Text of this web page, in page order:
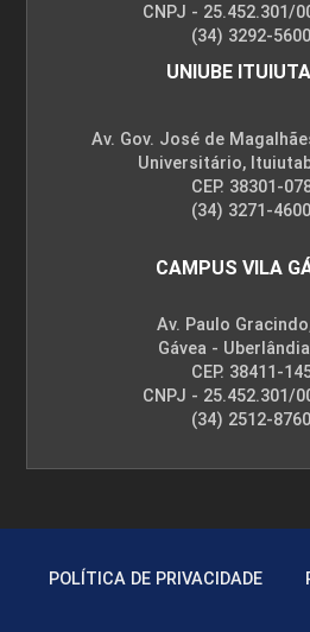
CNPJ - 25.452.301/
(34) 3292-5600
UNIUBE
Av. Gov. José de
Universitário,
CEP. 38301-
(34) 3271-4600
CAMPUS VILA
Av. Paulo
Gávea -
CEP. 38411-
CNPJ - 25.452.301/
(34) 2512-8760
POLÍTICA DE PRIVACIDADE